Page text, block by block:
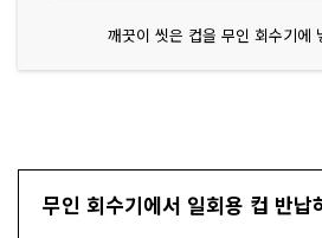
깨끗이 씻은 컵을 무인 회수기에
무인 회수기에서 일회용 컵 반납